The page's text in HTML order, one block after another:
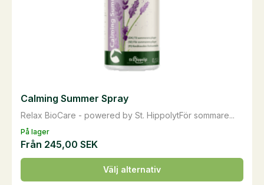
På lager
Relax BioCare - powered by St. HippolytFör sommare...
Calming Summer Spray
Från 245,00 SEK
Välj alternativ
Den
här